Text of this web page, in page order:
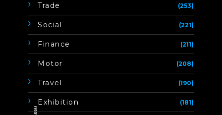
Trade (253)
Social (221)
Finance (211)
Motor (208)
Travel (190)
Exhibition (181)